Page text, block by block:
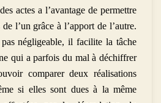
actes a l’avantage de permettre
l’un grâce à l’apport de l’autre.
négligeable, il facilite la tâche
qui a parfois du mal à déchiffrer
comparer deux réalisations
si elles sont dues à la même